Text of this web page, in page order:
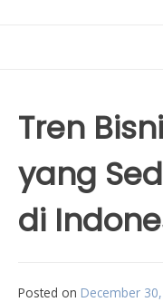
Tren
yang
di
Posted on December